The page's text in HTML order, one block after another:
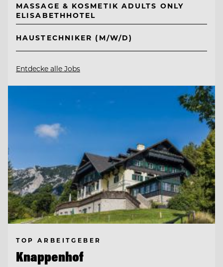
MASSAGE & KOSMETIK ADULTS ONLY
ELISABETHHOTEL
HAUSTECHNIKER (M/W/D)
Entdecke alle Jobs
TOP ARBEITGEBER
Knappenhof